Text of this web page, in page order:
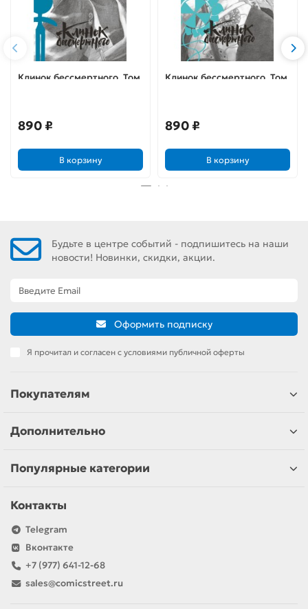
Клинок бессмертного. Том
890 ₽
В корзину
Клинок бессмертного. Том
890 ₽
В корзину
Будьте в центре событий - подпишитесь на наши
новости! Новинки, скидки, акции.
Оформить подписку
Я прочитал и согласен с условиями публичной оферты
Покупателям
Дополнительно
Популярные категории
Контакты
Telegram
Вконтакте
+7 (977) 641-12-68
sales@comicstreet.ru